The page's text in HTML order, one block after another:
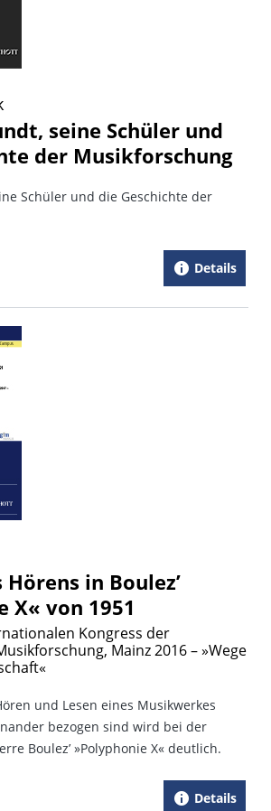
seine Schüler und
der Musikforschung
Schüler und die Geschichte der
Details
in Boulez’
X« von 1951
Kongress der
Mainz 2016 – »Wege
und Lesen eines Musikwerkes
bezogen sind wird bei der
Boulez’ »Polyphonie X« deutlich.
Details